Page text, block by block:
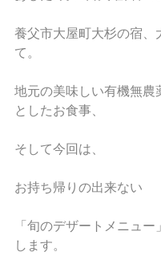
養父市大屋町大杉の宿、
て。
地元の美味しい有機無農
としたお食事、
そして今回は、
お持ち帰りの出来ない
「旬のデザートメニュ
します。